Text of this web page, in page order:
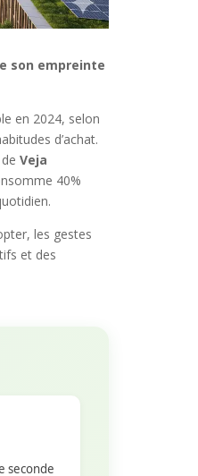
son empreinte
en 2024, selon
d’achat.
deVeja
40%
les gestes
et des
seconde